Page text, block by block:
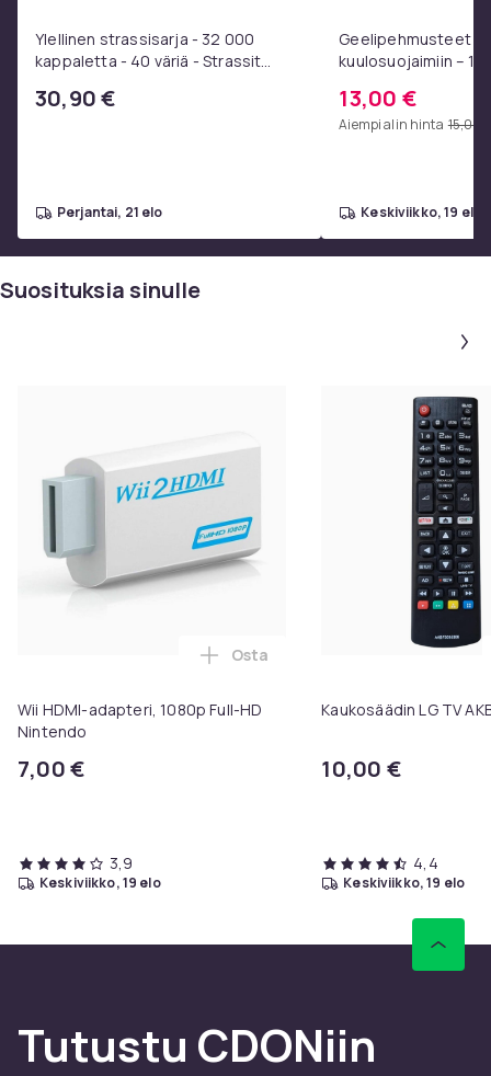
Ylellinen strassisarja - 32 000
kappaletta - 40 väriä - Strassit
- Liima pinseteillä - liimattavat
30,90 €
perjantai, 21 elo
Geelipehmusteet
kuulosuojaimiin – 1
13,00 €
Aiempi alin hinta 15,00
keskiviikko, 19 elo
Suosituksia sinulle
Wii HDMI-adapteri, 1080p Full-HD
Nintendo
7,00 €
Lisää Wii HDMI-adapteri, 1080p
Osta
3,9
keskiviikko, 19 elo
Kaukosäädin LG TV
10,00 €
4,4
keskiviikko, 19 elo
Tutustu CDONiin